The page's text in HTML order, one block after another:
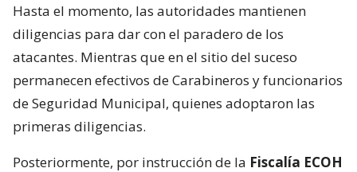
Hasta el momento, las autoridades mantienen
diligencias para dar con el paradero de los
atacantes. Mientras que en el sitio del suceso
permanecen efectivos de Carabineros y funcionarios
de Seguridad Municipal, quienes adoptaron las
primeras diligencias.
Posteriormente, por instrucción de la Fiscalía ECOH